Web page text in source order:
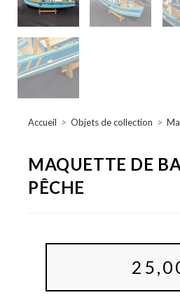
Accueil > Objets de collection >
MAQUETTE DE
PÊCHE